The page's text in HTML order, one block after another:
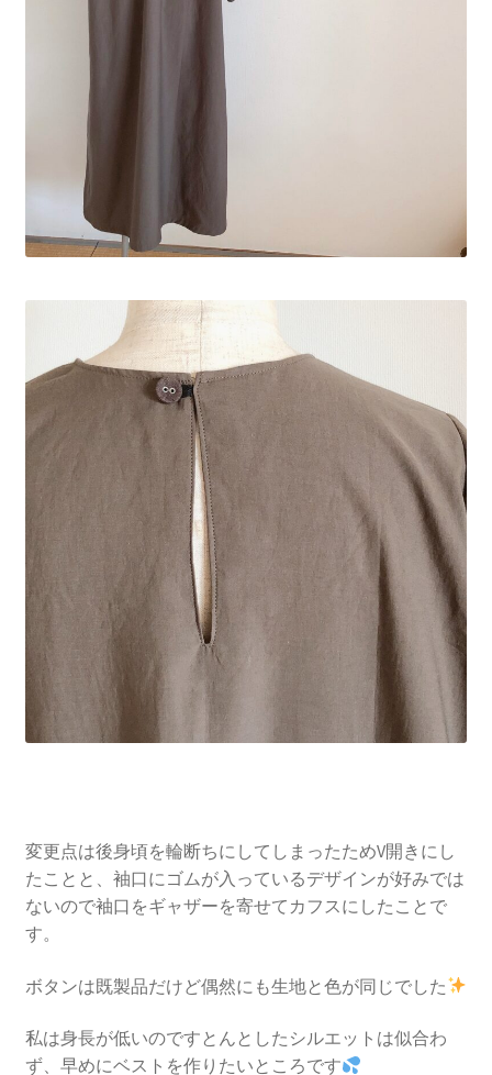
変更点は後身頃を輪断ちにしてしまったためV開きにし
たことと、袖口にゴムが入っているデザインが好みでは
ないので袖口をギャザーを寄せてカフスにしたことで
す。
ボタンは既製品だけど偶然にも生地と色が同じでした
私は身長が低いのですとんとしたシルエットは似合わ
ず、早めにベストを作りたいところです